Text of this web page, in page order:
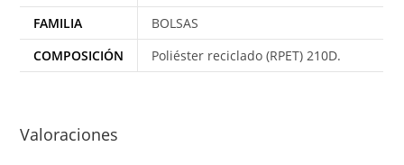
FAMILIA
BOLSAS
COMPOSICIÓN
Poliéster reciclado (RPET) 210D.
Valoraciones